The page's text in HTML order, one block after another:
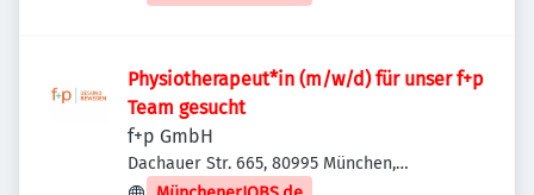
Physiotherapeut*in (m/w/d) für unser f+p
Team gesucht
f+p GmbH
Dachauer Str. 665, 80995 München,
Deutschland